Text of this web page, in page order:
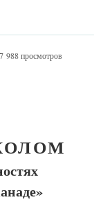
988 просмотров